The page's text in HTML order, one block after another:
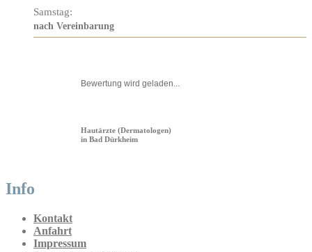
Samstag:
nach Vereinbarung
Bewertung wird geladen...
Hautärzte (Dermatologen)
in Bad Dürkheim
Info
Kontakt
Anfahrt
Impressum